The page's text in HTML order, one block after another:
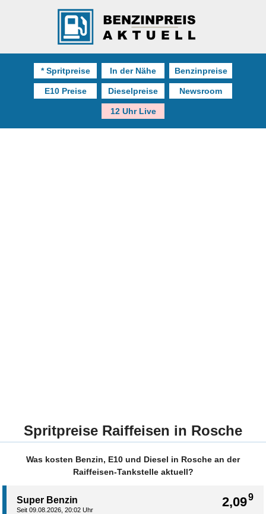
* Spritpreise In der Nähe Benzinpreise
E10 Preise Dieselpreise Newsroom
12 Uhr Live
Spritpreise Raiffeisen in Rosche
Was kosten Benzin, E10 und Diesel in Rosche an der
Raiffeisen-Tankstelle aktuell?
2,099
Super Benzin
Seit 09.08.2026, 20:02 Uhr